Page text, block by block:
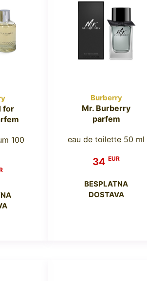
for
100
Burberry
Mr. Burberry
parfem
eau de toilette 50 ml
34 EUR
BESPLATNA
DOSTAVA